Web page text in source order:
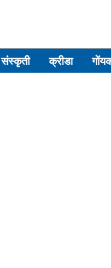
संस्कृती क्रीडा